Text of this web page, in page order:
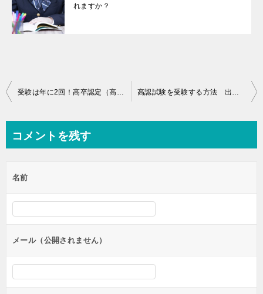
れますか？
投
ビ
ー
シ
ン
受験は年に2回！高卒認定（高認）試験の日程 高認試験を受験する方法 出願から合格通知の到着まで
コメントを残す
名前
メール（公開されません）